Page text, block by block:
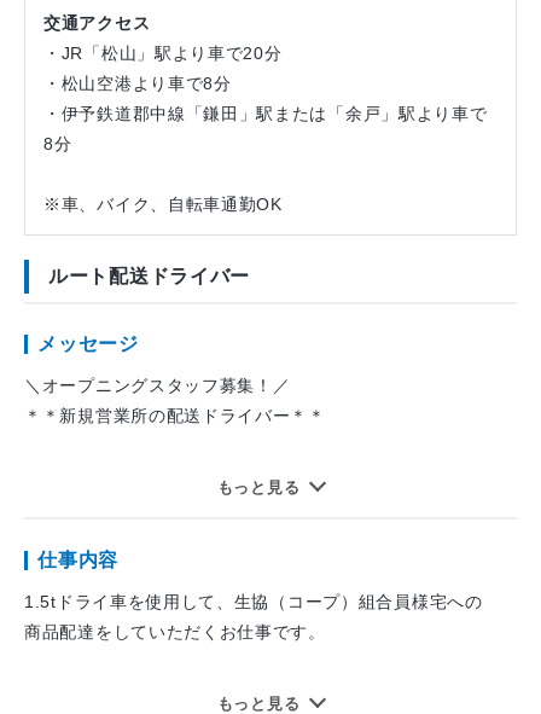
交通アクセス
・JR「松山」駅より車で20分
・松山空港より車で8分
・伊予鉄道郡中線「鎌田」駅または「余戸」駅より車で
8分
※車、バイク、自転車通勤OK
ルート配送ドライバー
メッセージ
＼オープニングスタッフ募集！／
＊＊新規営業所の配送ドライバー＊＊
2026年10月OPEN！みんな一緒のスタートだから未経験でも
▼日勤＆土日休み！完全週休二日制
平日勤務で週末はしっかり休めます。
もっと見る
仕事内容
1.5tドライ車を使用して、生協（コープ）組合員様宅への
商品配達をしていただくお仕事です。
積込みや片付けは別の作業員が担当しますので、
もっと見る